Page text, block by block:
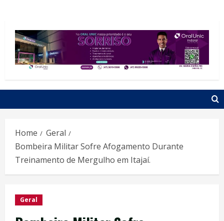
Home
Geral
Bombeira Militar Sofre Afogamento Durante
Treinamento de Mergulho em Itajaí.
Geral